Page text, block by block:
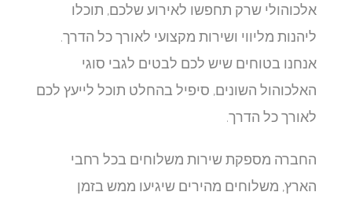
אלכוהולי שרק תחפשו לאירוע שלכם, תוכלו
ליהנות מליווי ושירות מקצועי לאורך כל הדרך.
אנחנו בטוחים שיש לכם לבטים לגבי סוגי
האלכוהול השונים, סיפיל בהחלט תוכל לייעץ לכם
לאורך כל הדרך.
החברה מספקת שירות משלוחים בכל רחבי
הארץ, משלוחים מהירים שיגיעו ממש בזמן